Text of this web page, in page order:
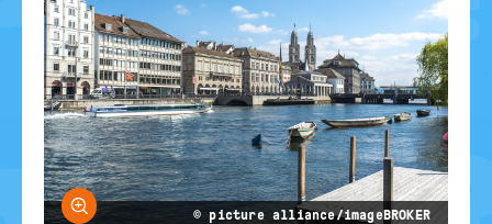
Bild vergrößern
© picture alliance/imageBROKER